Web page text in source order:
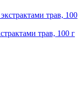
трав, 100 г